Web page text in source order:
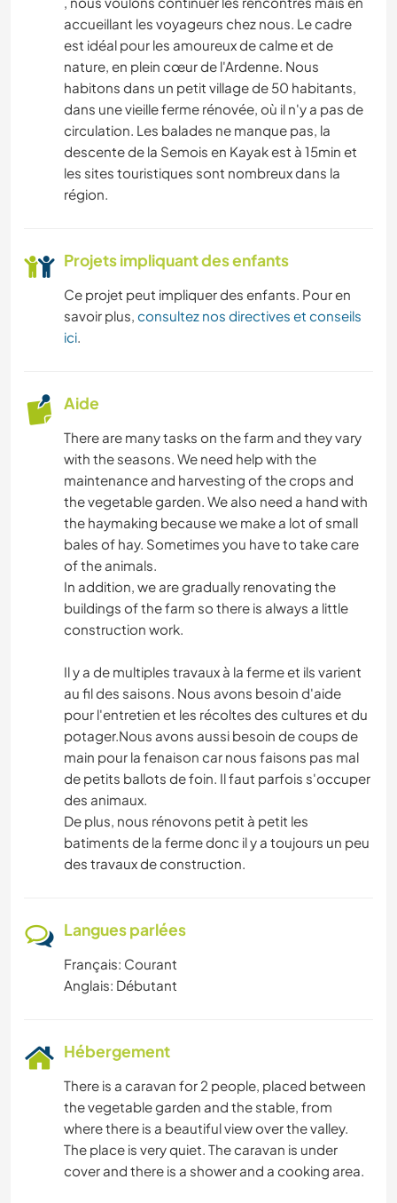
accueillant les voyageurs chez nous. Le cadre
est idéal pour les amoureux de calme et de
nature, en plein cœur de l'Ardenne. Nous
habitons dans un petit village de 50 habitants,
dans une vieille ferme rénovée, où il n'y a pas de
circulation. Les balades ne manque pas, la
descente de la Semois en Kayak est à 15min et
les sites touristiques sont nombreux dans la
région.
Projets impliquant des enfants
Ce projet peut impliquer des enfants. Pour en
savoir plus, consultez nos directives et conseils
ici.
Aide
There are many tasks on the farm and they vary
with the seasons. We need help with the
maintenance and harvesting of the crops and
the vegetable garden. We also need a hand with
the haymaking because we make a lot of small
bales of hay. Sometimes you have to take care
of the animals.
In addition, we are gradually renovating the
buildings of the farm so there is always a little
construction work.
Il y a de multiples travaux à la ferme et ils varient
au fil des saisons. Nous avons besoin d'aide
pour l'entretien et les récoltes des cultures et du
potager.Nous avons aussi besoin de coups de
main pour la fenaison car nous faisons pas mal
de petits ballots de foin. Il faut parfois s'occuper
des animaux.
De plus, nous rénovons petit à petit les
batiments de la ferme donc il y a toujours un peu
des travaux de construction.
Langues parlées
Français: Courant
Anglais: Débutant
Hébergement
There is a caravan for 2 people, placed between
the vegetable garden and the stable, from
where there is a beautiful view over the valley.
The place is very quiet. The caravan is under
cover and there is a shower and a cooking area.